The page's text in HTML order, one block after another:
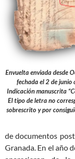
Envuelta enviada desde
fechada el 2 de junio
Indicación manuscrita
El tipo de letra no
sobrescrito y por
de documentos
Granada. En el año